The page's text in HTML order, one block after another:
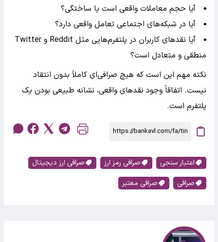
آیا حجم معاملات واقعی است یا ساختگی؟
آیا در شبکه‌های اجتماعی تعامل واقعی دارد؟
آیا نقدهای کاربران در پلتفرم‌هایی مثل Reddit و Twitter
منطقی و متعادل است؟
نکته مهم این است که هیچ صرافی‌ای کاملاً بدون انتقاد
نیست. اتفاقاً وجود نقدهای واقعی، نشانه طبیعی بودن یک
پلتفرم است.
اعتبار سنجی صرافی رمز ارز
صرافی ارز دیجیتال
صرافی
صرافی معتبر